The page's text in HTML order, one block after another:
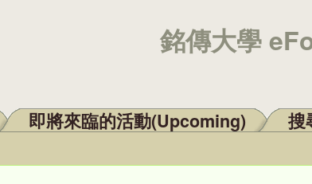
銘傳大學
即將來臨的活動(Upcoming) 搜